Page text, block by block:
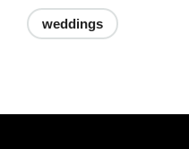
weddings